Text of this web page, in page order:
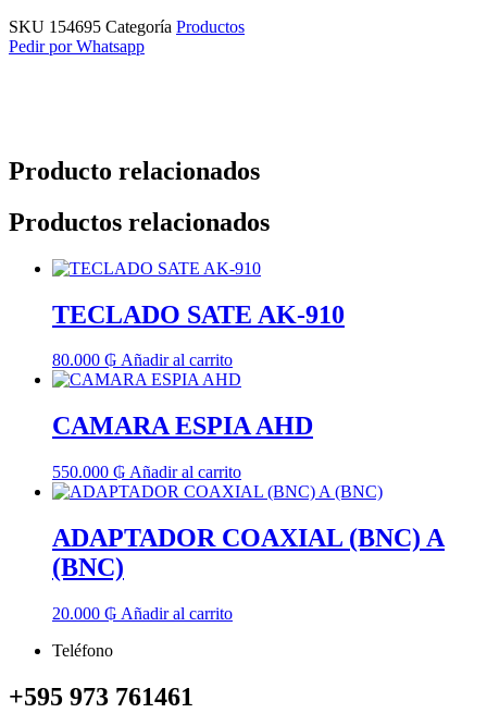
SKU 154695 Categoría Productos
Pedir por Whatsapp
Producto relacionados
Productos relacionados
TECLADO SATE AK-910
80.000 ₲ Añadir al carrito
CAMARA ESPIA AHD
550.000 ₲ Añadir al carrito
ADAPTADOR COAXIAL (BNC) A
(BNC)
20.000 ₲ Añadir al carrito
Teléfono
+595 973 761461